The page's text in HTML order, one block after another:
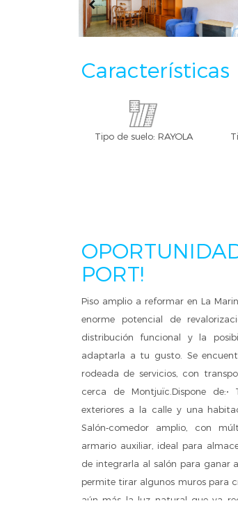
Características
Tipo de suelo: RAYOLA
PORT!
Piso amplio a reformar en La
enorme potencial de
distribución funcional y la
adaptarla a tu gusto. Se
rodeada de servicios, con
cerca de Montjuïc.Dispone
exteriores a la calle y una
Salón‑comedor amplio, con
armario auxiliar, ideal para
de integrarla al salón para ganar
permite tirar algunos muros para
aún más la luz natural que ya